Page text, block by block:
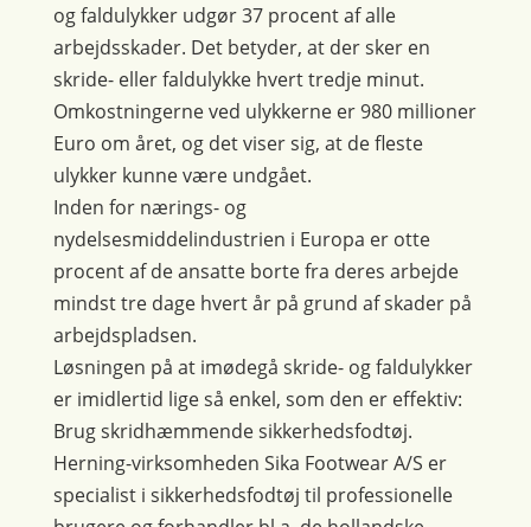
og faldulykker udgør 37 procent af alle
arbejdsskader. Det betyder, at der sker en
skride- eller faldulykke hvert tredje minut.
Omkostningerne ved ulykkerne er 980 millioner
Euro om året, og det viser sig, at de fleste
ulykker kunne være undgået.
Inden for nærings- og
nydelsesmiddelindustrien i Europa er otte
procent af de ansatte borte fra deres arbejde
mindst tre dage hvert år på grund af skader på
arbejdspladsen.
Løsningen på at imødegå skride- og faldulykker
er imidlertid lige så enkel, som den er effektiv:
Brug skridhæmmende sikkerhedsfodtøj.
Herning-virksomheden Sika Footwear A/S er
specialist i sikkerhedsfodtøj til professionelle